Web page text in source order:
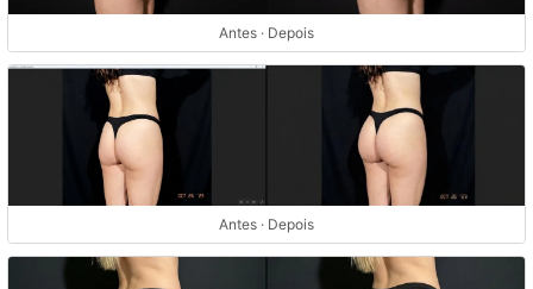
Antes · Depois
Antes · Depois